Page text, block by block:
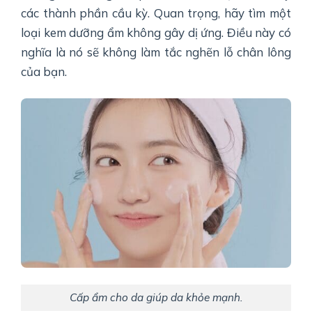
các thành phần cầu kỳ. Quan trọng, hãy tìm một
loại kem dưỡng ẩm không gây dị ứng. Điều này có
nghĩa là nó sẽ không làm tắc nghẽn lỗ chân lông
của bạn.
Cấp ẩm cho da giúp da khỏe mạnh.